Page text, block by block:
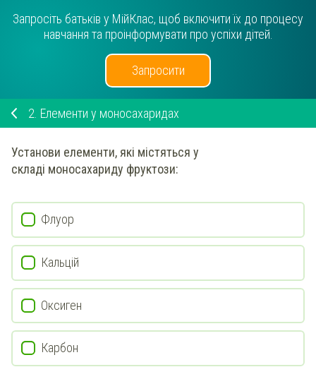
Запросіть батьків у МійКлас, щоб включити їх до процесу
навчання та проінформувати про успіхи дітей.
Запросити
2. Елементи у моносахаридах
Установи елементи, які містяться у
складі моносахариду фруктози:
Флуор
Кальцій
Оксиген
Карбон